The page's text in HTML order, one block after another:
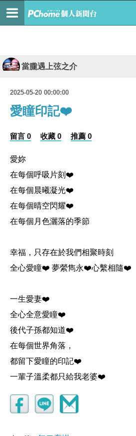
當朧遇上弦之介
2025-05-20 00:00:00
愛瞳印記❤️
留言 0 收藏 0 推薦 0
愛妳
在每個呼吸片刻❤️
在每個晨曦凝光❤️
在每個晴空閃耀❤️
在每個月色灑落的季節
幸福，只存在於我們相聚時刻
全心愛瞳❤️ 夢縈雋永❤️心繫相隨❤️
一生愛妻❤️
全心全意愛瞳❤️
後代子孫都知道❤️
在每個世界角落，
都留下愛瞳的印記❤️
一輩子溫柔都只給我老婆❤️